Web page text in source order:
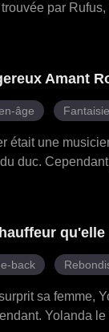
par
jusqu'à ce
qui touche les
Amant
âge
était une
duc.
back
sa femme,
Yolanda